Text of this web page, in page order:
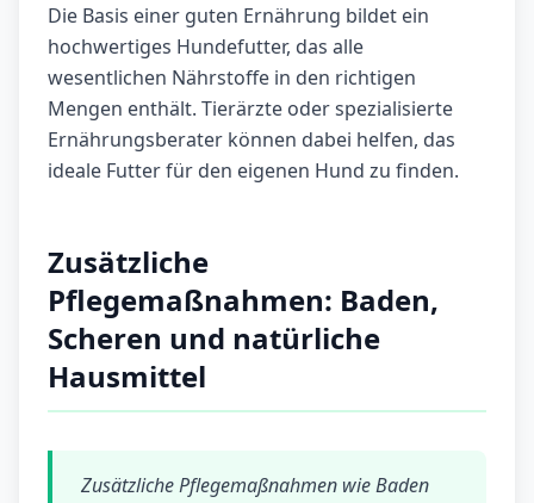
Die Basis einer guten Ernährung bildet ein
hochwertiges Hundefutter, das alle
wesentlichen Nährstoffe in den richtigen
Mengen enthält. Tierärzte oder spezialisierte
Ernährungsberater können dabei helfen, das
ideale Futter für den eigenen Hund zu finden.
Zusätzliche
Pflegemaßnahmen: Baden,
Scheren und natürliche
Hausmittel
Zusätzliche Pflegemaßnahmen wie Baden